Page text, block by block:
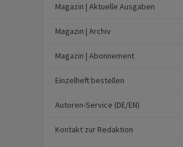
Magazin | Aktuelle Ausgaben
Magazin | Archiv
Magazin | Abonnement
Einzelheft bestellen
Autoren-Service (DE/EN)
Kontakt zur Redaktion